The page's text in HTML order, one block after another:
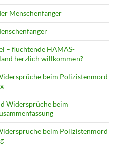
Menschenfänger
– flüchtende HAMAS-
herzlich willkommen?
beim Polizistenmord
Widersprüche beim
beim Polizistenmord